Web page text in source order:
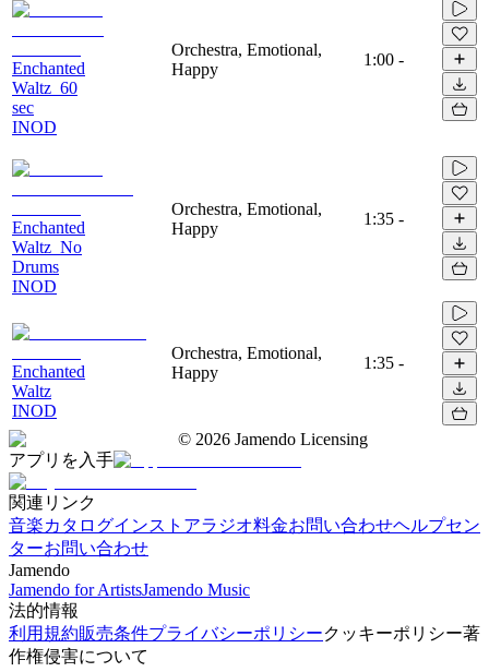
Enchanted
Waltz_60
sec
INOD
Orchestra, Emotional,
Happy
1:00 -
Enchanted
Waltz_No
Drums
INOD
Orchestra, Emotional,
Happy
1:35 -
Enchanted
Waltz
INOD
Orchestra, Emotional,
Happy
1:35 -
© 2026 Jamendo Licensing
アプリを入手
関連リンク
音楽カタログインストアラジオ料金お問い合わせヘルプセン
ターお問い合わせ
Jamendo
Jamendo for ArtistsJamendo Music
法的情報
利用規約販売条件プライバシーポリシークッキーポリシー著
作権侵害について